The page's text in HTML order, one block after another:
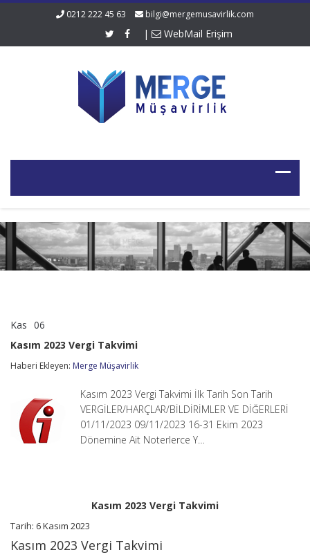
0212 222 45 63 bilgi@mergemusavirlik.com
| WebMail Erişim
Kas 06
Vergi
Takvimi
için
Kasım 2023 Vergi Takvimi
Haberi Ekleyen: Merge Müşavirlik
Kasım 2023 Vergi Takvimi İlk Tarih Son Tarih
VERGİLER/HARÇLAR/BİLDİRİMLER VE DİĞERLERİ
01/11/2023 09/11/2023 16-31 Ekim 2023
Dönemine Ait Noterlerce Y…
Kasım 2023 Vergi Takvimi
Tarih: 6 Kasım 2023
Kasım 2023 Vergi Takvimi